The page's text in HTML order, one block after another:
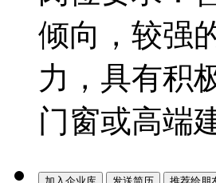
倾向，较强
力，具有积
门窗或高端